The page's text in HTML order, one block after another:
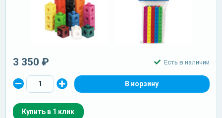
3 350 ₽ Есть в наличии
Купить в 1 клик